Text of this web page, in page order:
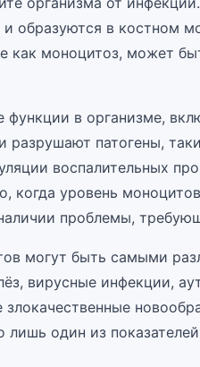
и образуются в костном
как моноцитоз, может
в организме,
патогены,
воспалительных
когда уровень
проблемы,
могут быть самыми
вирусные инфекции,
один из